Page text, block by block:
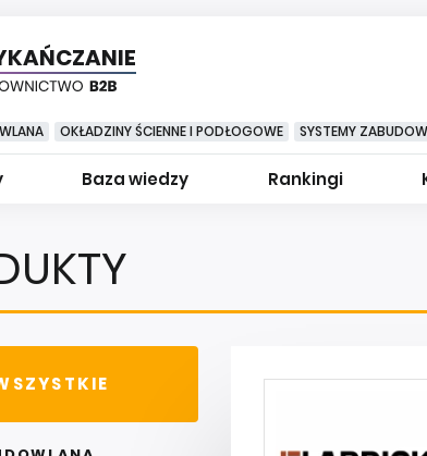
OKŁADZINY ŚCIENNE I PODŁOGOWE SYSTEMY
Baza wiedzy Rankingi